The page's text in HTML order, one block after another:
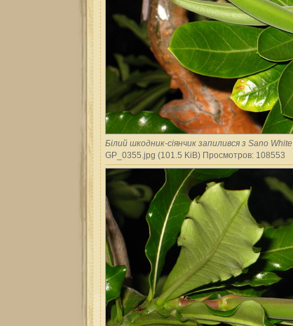
Білий шкодник-сіянчик запилився з Sano White
GP_0355.jpg (101.5 KiB) Просмотров: 108553